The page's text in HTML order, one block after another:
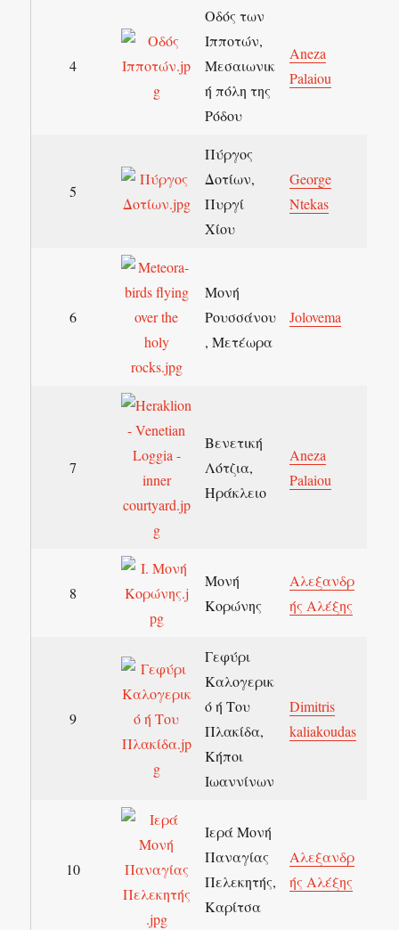
4
Οδός των
Ιπποτών,
Μεσαιωνικ
ή πόλη της
Ρόδου
Aneza
Palaiou
5
Πύργος
Δοτίων,
Πυργί
Χίου
George
Ntekas
6
Μονή
Ρουσσάνου
, Μετέωρα
Jolovema
7
Βενετική
Λότζια,
Ηράκλειο
Aneza
Palaiou
8
Μονή
Κορώνης
Αλεξανδρ
ής Αλέξης
9
Γεφύρι
Καλογερικ
ό ή Του
Πλακίδα,
Κήποι
Ιωαννίνων
Dimitris
kaliakoudas
10
Ιερά Μονή
Παναγίας
Πελεκητής,
Καρίτσα
Αλεξανδρ
ής Αλέξης